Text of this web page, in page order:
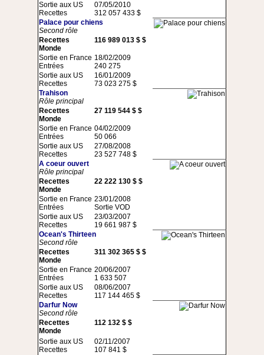
Sortie aux US
Recettes
07/05/2010
312 057 433 $
Palace pour chiens
Second rôle
Recettes
Monde
116 989 013 $ $
Sortie en France
Entrées
18/02/2009
240 275
Sortie aux US
Recettes
16/01/2009
73 023 275 $
Trahison
Rôle principal
Recettes
Monde
27 119 544 $ $
Sortie en France
Entrées
04/02/2009
50 066
Sortie aux US
Recettes
27/08/2008
23 527 748 $
A coeur ouvert
Rôle principal
Recettes
Monde
22 222 130 $ $
Sortie en France
Entrées
23/01/2008
Sortie VOD
Sortie aux US
Recettes
23/03/2007
19 661 987 $
Ocean's Thirteen
Second rôle
Recettes
Monde
311 302 365 $ $
Sortie en France
Entrées
20/06/2007
1 633 507
Sortie aux US
Recettes
08/06/2007
117 144 465 $
Darfur Now
Second rôle
Recettes
Monde
112 132 $ $
Sortie aux US
Recettes
02/11/2007
107 841 $